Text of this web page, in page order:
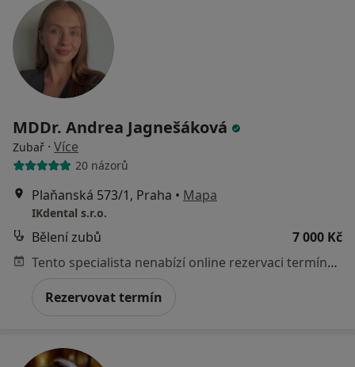
MDDr. Andrea Jagnešáková
Zubař · Více
20 názorů
Plaňanská 573/1, Praha • Mapa
IKdental s.r.o.
Bělení zubů
7 000 Kč
Tento specialista nenabízí online rezervaci termínu na této adrese.
Rezervovat termín